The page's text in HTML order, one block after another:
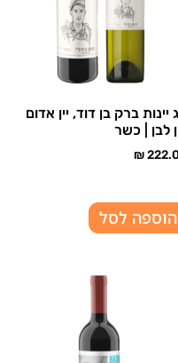
יינות ברק בן דוד, יין אדום
לבן | כשר
₪
הוספה לסל